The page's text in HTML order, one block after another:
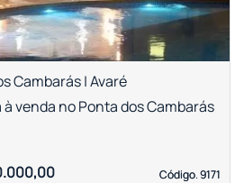
Cambarás | Avaré
Código. 9171
Código. 9171
venda no Ponta dos Cambarás